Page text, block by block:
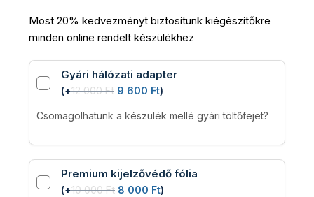
Most 20% kedvezményt biztosítunk kiégészítőkre
minden online rendelt készülékhez
Gyári hálózati adapter
(+12 000Ft 9 600 Ft)
Csomagolhatunk a készülék mellé gyári töltőfejet?
Premium kijelzővédő fólia
(+10 000Ft 8 000 Ft)